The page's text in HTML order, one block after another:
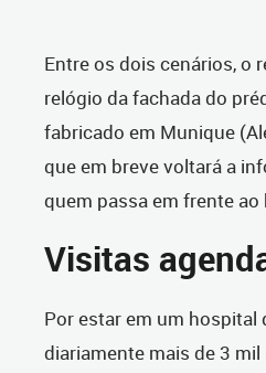
Entre os dois cenários, o
relógio da fachada do
fabricado em Munique
que em breve voltará a
quem passa em frente ao
Visitas
Por estar em um hospital
diariamente mais de 3